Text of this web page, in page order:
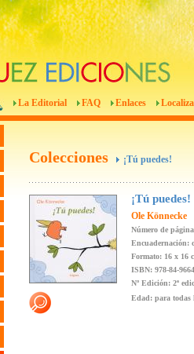
La Editorial FAQ Enlaces
Colecciones ¡Tú puedes!
¡Tú puedes!
Ole Könnecke
Número de
Encuadernación:
Formato: 16 x 16
ISBN: 978-84-
Nº Edición: 2ª
Edad: para todas